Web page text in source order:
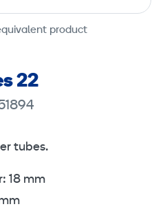
product
22
tubes.
18 mm